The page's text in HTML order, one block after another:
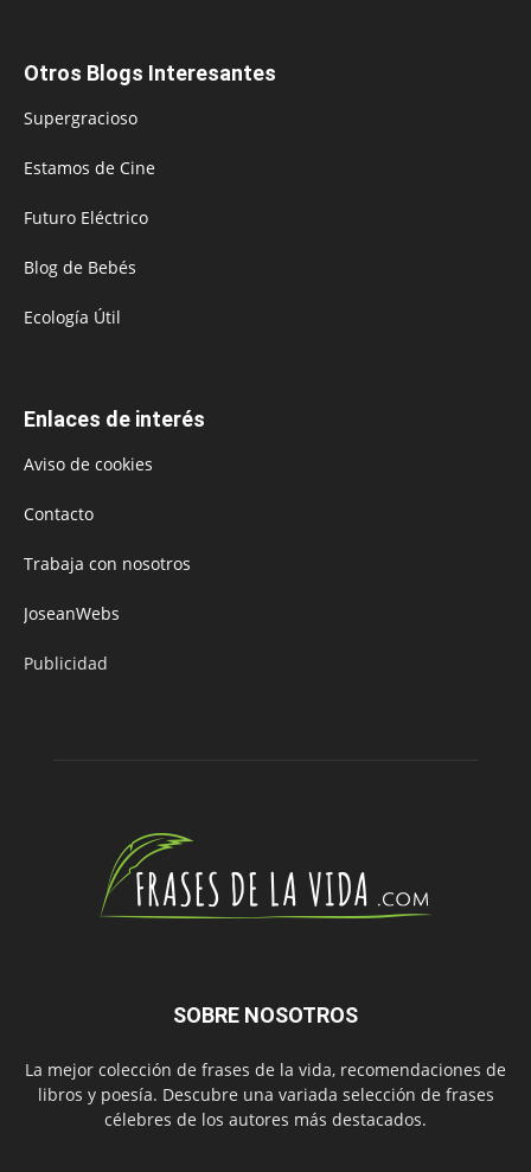
Otros Blogs Interesantes
Supergracioso
Estamos de Cine
Futuro Eléctrico
Blog de Bebés
Ecología Útil
Enlaces de interés
Aviso de cookies
Contacto
Trabaja con nosotros
JoseanWebs
Publicidad
SOBRE NOSOTROS
La mejor colección de frases de la vida, recomendaciones de
libros y poesía. Descubre una variada selección de frases
célebres de los autores más destacados.